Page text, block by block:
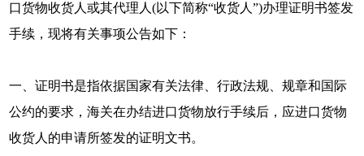
口货物收货人或其代理人(以下简称“收货人”)办理证明书签发
手续，现将有关事项公告如下：
一、证明书是指依据国家有关法律、行政法规、规章和国际
公约的要求，海关在办结进口货物放行手续后，应进口货物
收货人的申请所签发的证明文书。